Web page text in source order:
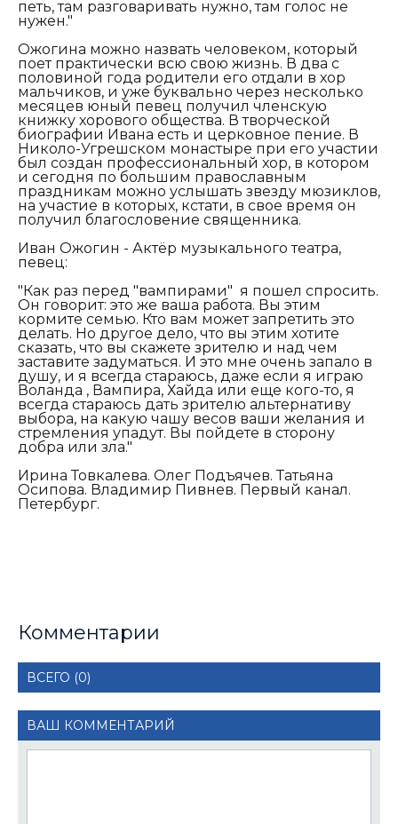
петь, там разговаривать нужно, там голос не
нужен."
Ожогина можно назвать человеком, который
поет практически всю свою жизнь. В два с
половиной года родители его отдали в хор
мальчиков, и уже буквально через несколько
месяцев юный певец получил членскую
книжку хорового общества. В творческой
биографии Ивана есть и церковное пение. В
Николо-Угрешском монастыре при его участии
был создан профессиональный хор, в котором
и сегодня по большим православным
праздникам можно услышать звезду мюзиклов,
на участие в которых, кстати, в свое время он
получил благословение священника.
Иван Ожогин - Актёр музыкального театра,
певец:
"Как раз перед "вампирами" я пошел спросить.
Он говорит: это же ваша работа. Вы этим
кормите семью. Кто вам может запретить это
делать. Но другое дело, что вы этим хотите
сказать, что вы скажете зрителю и над чем
заставите задуматься. И это мне очень запало в
душу, и я всегда стараюсь, даже если я играю
Воланда , Вампира, Хайда или еще кого-то, я
всегда стараюсь дать зрителю альтернативу
выбора, на какую чашу весов ваши желания и
стремления упадут. Вы пойдете в сторону
добра или зла."
Ирина Товкалева. Олег Подъячев. Татьяна
Осипова. Владимир Пивнев. Первый канал.
Петербург.
Комментарии
ВСЕГО (0)
ВАШ КОММЕНТАРИЙ